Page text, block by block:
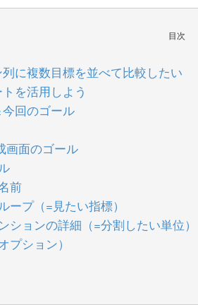
目次
に複数目標を並べて比較したい
を活用しよう
回のゴール
画面のゴール
前
プ（=見たい指標）
ョンの詳細（=分割したい単位）
プション）